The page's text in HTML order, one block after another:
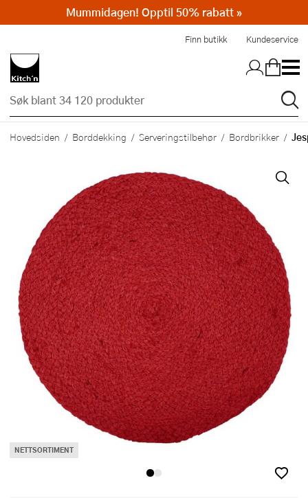
Finn butikk Kundeservice
Hovedsiden Borddekking Serveringstilbehør Bordbrikker
NETTSORTIMENT
Mummidagen! Opptil 50% rabatt »